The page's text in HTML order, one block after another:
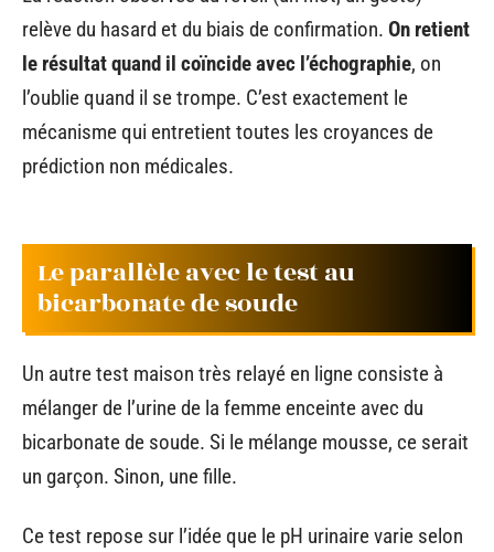
relève du hasard et du biais de confirmation. On retient
le résultat quand il coïncide avec l’échographie, on
l’oublie quand il se trompe. C’est exactement le
mécanisme qui entretient toutes les croyances de
prédiction non médicales.
Le parallèle avec le test au
bicarbonate de soude
Un autre test maison très relayé en ligne consiste à
mélanger de l’urine de la femme enceinte avec du
bicarbonate de soude. Si le mélange mousse, ce serait
un garçon. Sinon, une fille.
Ce test repose sur l’idée que le pH urinaire varie selon